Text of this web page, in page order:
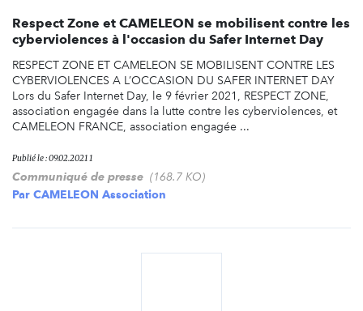
Respect Zone et CAMELEON se mobilisent contre les
cyberviolences à l'occasion du Safer Internet Day
RESPECT ZONE ET CAMELEON SE MOBILISENT CONTRE LES
CYBERVIOLENCES A L’OCCASION DU SAFER INTERNET DAY
Lors du Safer Internet Day, le 9 février 2021, RESPECT ZONE,
association engagée dans la lutte contre les cyberviolences, et
CAMELEON FRANCE, association engagée ...
Publié le : 09.02.2021 1
Communiqué de presse (168.7 KO)
Par CAMELEON Association